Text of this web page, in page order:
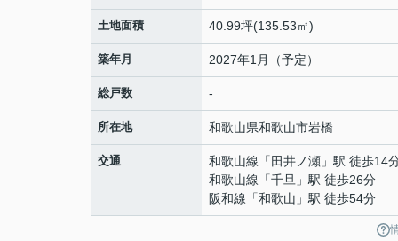
土地面積 40.99坪(135.53㎡)
築年月 2027年1月（予定）
総戸数 -
所在地 和歌山県和歌山市岩橋
交通 和歌山線 「 田井ノ瀬 」駅 徒歩14
和歌山線 「千旦 」駅 徒歩26分
阪和線 「和歌山 」駅 徒歩54分